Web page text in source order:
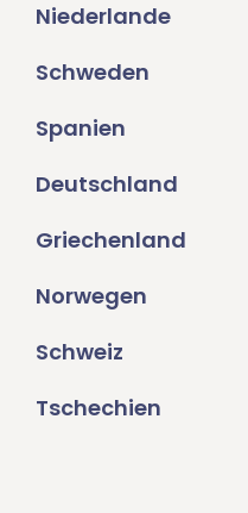
Niederlande
Schweden
Spanien
Deutschland
Griechenland
Norwegen
Schweiz
Tschechien